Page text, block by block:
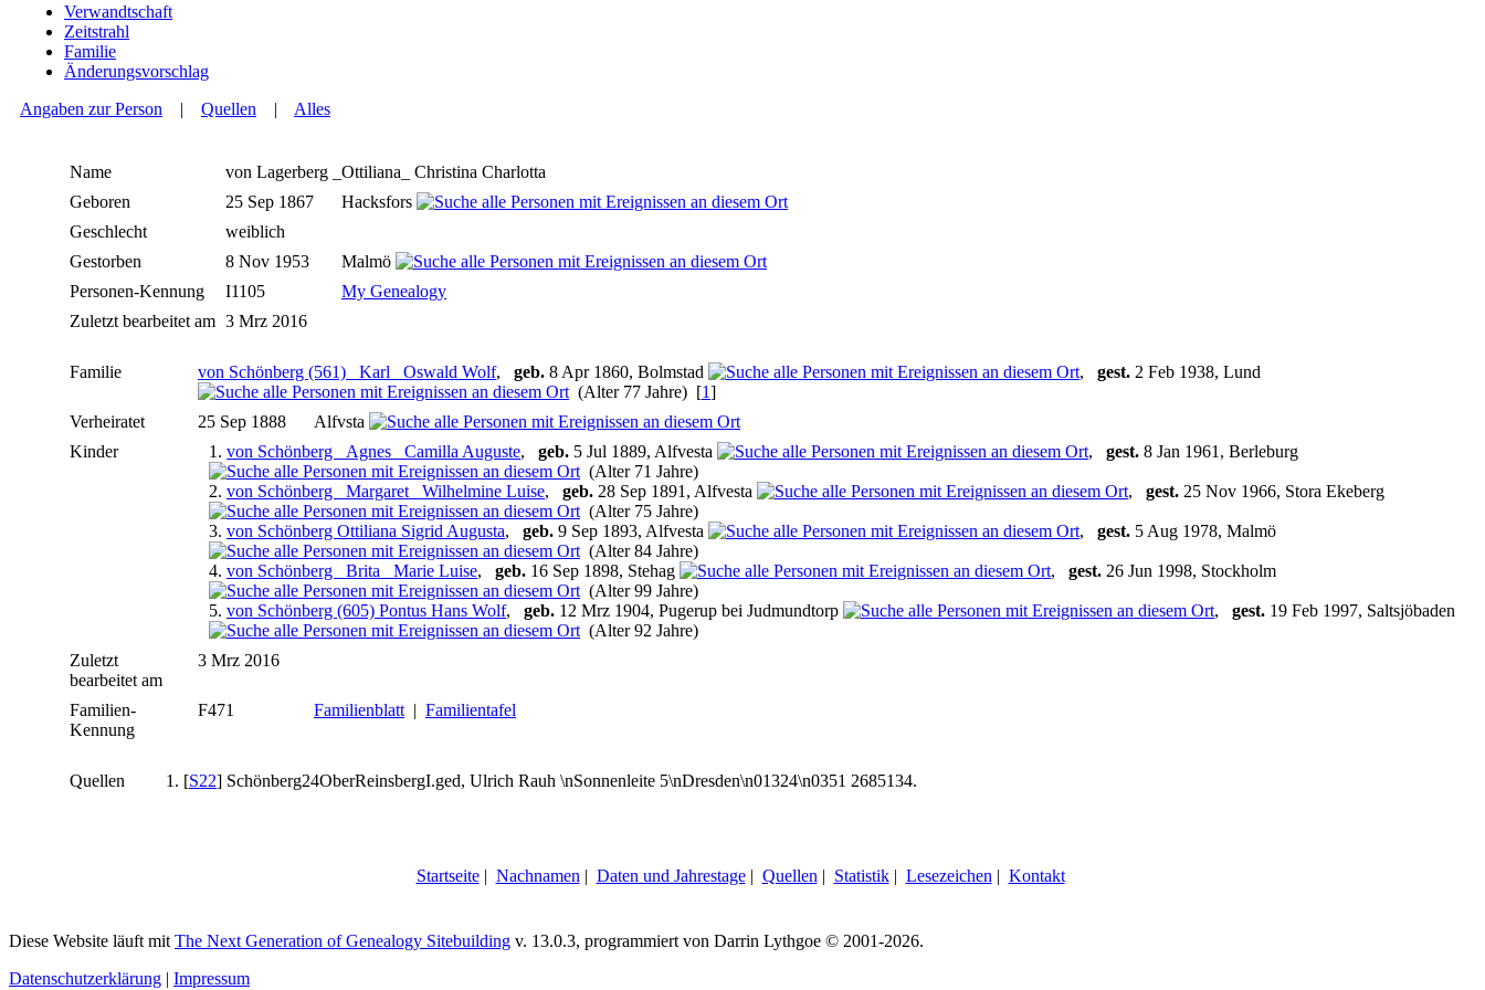
Verwandtschaft
Zeitstrahl
Familie
Änderungsvorschlag
Angaben zur Person | Quellen | Alles
Name von Lagerberg
_Ottiliana_ Christina Charlotta
Geboren
25 Sep 1867
Hacksfors
Geschlecht
weiblich
Gestorben
8 Nov 1953
Malmö
Personen-Kennung
I1105
My Genealogy
Zuletzt bearbeitet am 3 Mrz 2016
Familie von Schönberg (561) _Karl_ Oswald Wolf, geb. 8 Apr 1860, Bolmstad , gest. 2 Feb 1938, Lund
(Alter 77 Jahre) [1]
Verheiratet
25 Sep 1888
Alfvsta
Kinder
1. von Schönberg _Agnes_ Camilla Auguste, geb. 5 Jul 1889, Alfvesta , gest. 8 Jan 1961, Berleburg
(Alter 71 Jahre)
2. von Schönberg _Margaret_ Wilhelmine Luise, geb. 28 Sep 1891, Alfvesta , gest. 25 Nov 1966, Stora Ekeberg
(Alter 75 Jahre)
3. von Schönberg Ottiliana Sigrid Augusta, geb. 9 Sep 1893, Alfvesta , gest. 5 Aug 1978, Malmö
(Alter 84 Jahre)
4. von Schönberg _Brita_ Marie Luise, geb. 16 Sep 1898, Stehag , gest. 26 Jun 1998, Stockholm
(Alter 99 Jahre)
5. von Schönberg (605) Pontus Hans Wolf, geb. 12 Mrz 1904, Pugerup bei Judmundtorp , gest. 19 Feb 1997, Saltsjöbaden
(Alter 92 Jahre)
Zuletzt
bearbeitet am
3 Mrz 2016
Familien-
Kennung
F471 Familienblatt | Familientafel
Quellen [S22] Schönberg24OberReinsbergI.ged, Ulrich Rauh \nSonnenleite 5\nDresden\n01324\n0351 2685134.
Startseite| Nachnamen | Daten und Jahrestage| Quellen | Statistik| Lesezeichen | Kontakt
Diese Website läuft mit The Next Generation of Genealogy Sitebuilding v. 13.0.3, programmiert von Darrin Lythgoe © 2001-2026.
Datenschutzerklärung | Impressum